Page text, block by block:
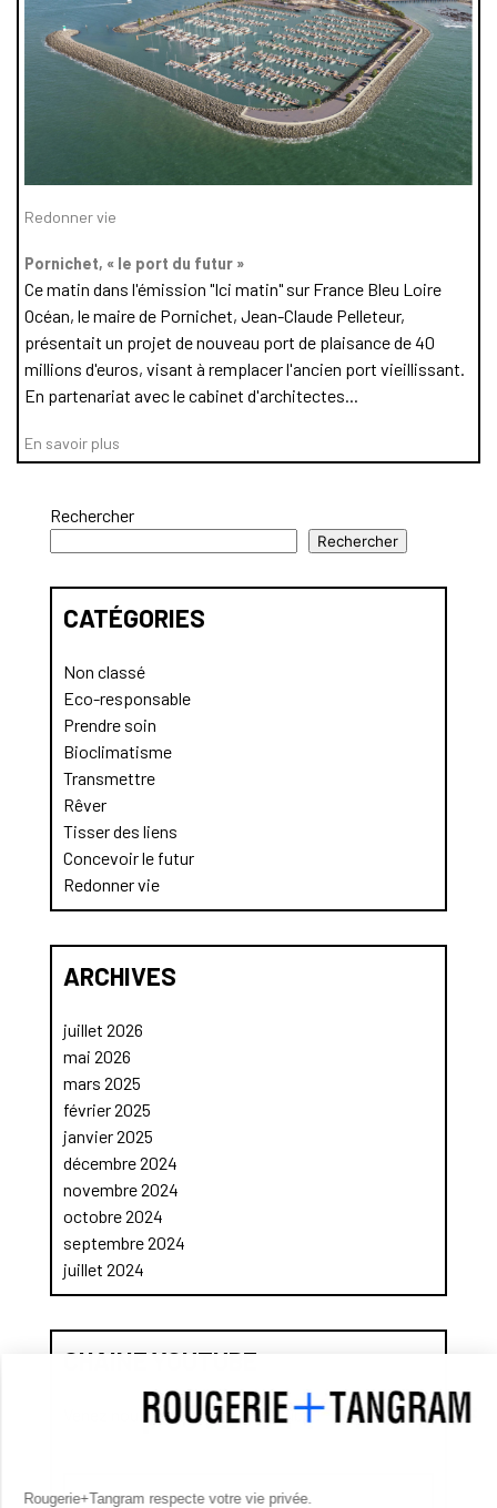
Redonner vie
Pornichet, « le port du futur »
Ce matin dans l'émission "Ici matin" sur France Bleu Loire
Océan, le maire de Pornichet, Jean-Claude Pelleteur,
présentait un projet de nouveau port de plaisance de 40
millions d'euros, visant à remplacer l'ancien port vieillissant.
En partenariat avec le cabinet d'architectes...
En savoir plus
Rechercher
Rechercher
CATÉGORIES
Non classé
Eco-responsable
Prendre soin
Bioclimatisme
Transmettre
Rêver
Tisser des liens
Concevoir le futur
Redonner vie
ARCHIVES
juillet 2026
mai 2026
mars 2025
février 2025
janvier 2025
décembre 2024
novembre 2024
octobre 2024
septembre 2024
juillet 2024
CHAINE YOUTUBE
Venez nous découvrir sur Youtube !
Rougerie+Tangram respecte votre vie privée.